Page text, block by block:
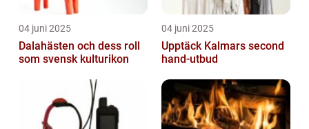
04 juni 2025
Dalahästen och dess roll
som svensk kulturikon
04 juni 2025
Upptäck Kalmars second
hand-utbud